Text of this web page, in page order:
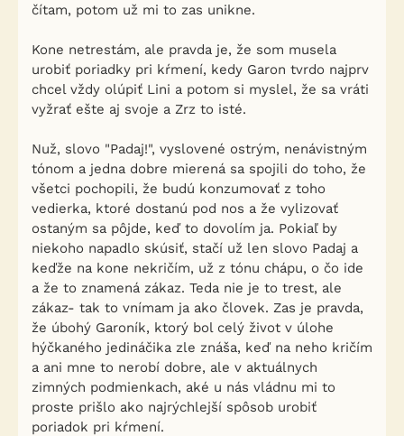
čítam, potom už mi to zas unikne.
Kone netrestám, ale pravda je, že som musela
urobiť poriadky pri kŕmení, kedy Garon tvrdo najprv
chcel vždy olúpiť Lini a potom si myslel, že sa vráti
vyžrať ešte aj svoje a Zrz to isté.
Nuž, slovo "Padaj!", vyslovené ostrým, nenávistným
tónom a jedna dobre mierená sa spojili do toho, že
všetci pochopili, že budú konzumovať z toho
vedierka, ktoré dostanú pod nos a že vylizovať
ostaným sa pôjde, keď to dovolím ja. Pokiaľ by
niekoho napadlo skúsiť, stačí už len slovo Padaj a
keďže na kone nekričím, už z tónu chápu, o čo ide
a že to znamená zákaz. Teda nie je to trest, ale
zákaz- tak to vnímam ja ako človek. Zas je pravda,
že úbohý Garoník, ktorý bol celý život v úlohe
hýčkaného jedináčika zle znáša, keď na neho kričím
a ani mne to nerobí dobre, ale v aktuálnych
zimných podmienkach, aké u nás vládnu mi to
proste prišlo ako najrýchlejší spôsob urobiť
poriadok pri kŕmení.